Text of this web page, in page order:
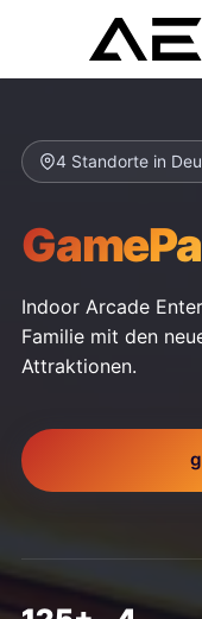
4 Standorte in
Indoor Arcade
Familie mit den
Attraktionen.